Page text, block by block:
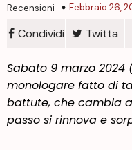
Recensioni Febbraio 26,
Condividi Twitta
Sabato 9 marzo 2024
monologare fatto di
battute, che cambia
passo si rinnova e